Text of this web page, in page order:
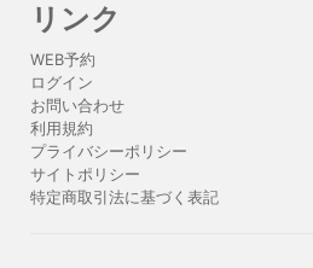
リンク
WEB予約
ログイン
お問い合わせ
利用規約
プライバシーポリシー
サイトポリシー
特定商取引法に基づく表記